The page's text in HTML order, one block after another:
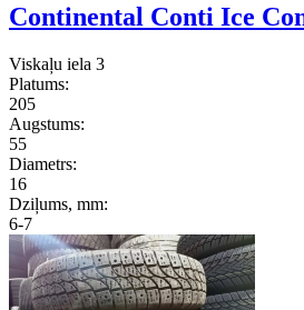
Continental Conti Ice
Viskaļu iela 3
Platums:
205
Augstums:
55
Diametrs:
16
Dziļums, mm:
6-7